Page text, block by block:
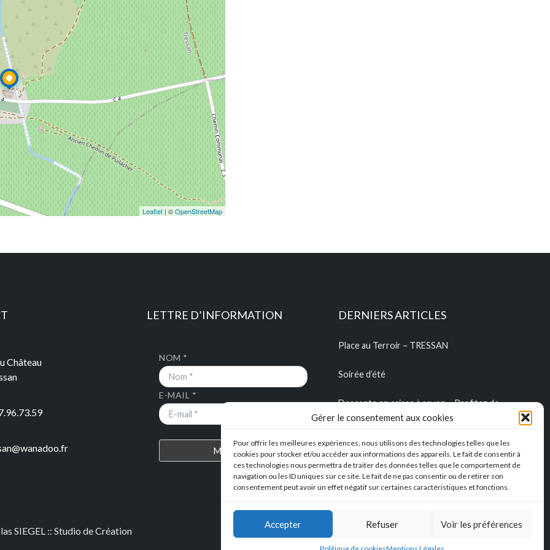
Gérer le consentement aux cookies
Pour offrir les meilleures expériences, nous utilisons des technologies telles que les
cookies pour stocker et/ou accéder aux informations des appareils. Le fait de consentir à
ces technologies nous permettra de traiter des données telles que le comportement de
navigation ou les ID uniques sur ce site. Le fait de ne pas consentir ou de retirer son
consentement peut avoir un effet négatif sur certaines caractéristiques et fonctions.
Accepter Refuser Voir les préférences
Leaflet | ©OpenStreetMap
Château
LETTRE D’INFORMATION
NOM *
E-MAIL *
DERNIERS ARTICLES
Place au Terroir – TRESSAN
Soirée d’été
Descente en caisse à savon – Profitez de
l’été pour construire vos caisses à savon !!!
l’Hérault Sud prenant
SIEGEL :: Studio de Création